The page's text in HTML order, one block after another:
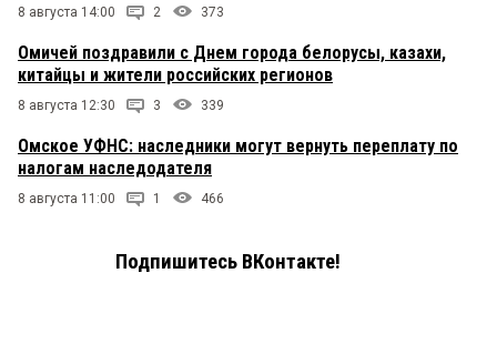
8 августа 14:00 2 373
Омичей поздравили с Днем города белорусы, казахи,
китайцы и жители российских регионов
8 августа 12:30 3 339
Омское УФНС: наследники могут вернуть переплату по
налогам наследодателя
8 августа 11:00 1 466
Подпишитесь ВКонтакте!